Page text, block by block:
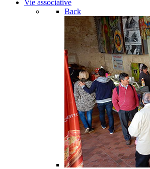
Vie associative
Back